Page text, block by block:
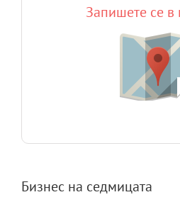
Запишете се в
Бизнес на седмицата